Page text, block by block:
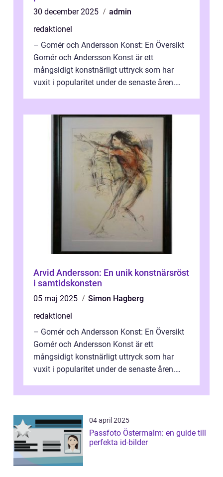
30 december 2025
admin
redaktionel
– Gomér och Andersson Konst: En Översikt
Gomér och Andersson Konst är ett
mångsidigt konstnärligt uttryck som har
vuxit i popularitet under de senaste åren.
Arvid Andersson: En unik konstnärsröst
i samtidskonsten
05 maj 2025
Simon Hagberg
redaktionel
– Gomér och Andersson Konst: En Översikt
Gomér och Andersson Konst är ett
mångsidigt konstnärligt uttryck som har
vuxit i popularitet under de senaste åren.
04 april 2025
Passfoto Östermalm: en guide till
perfekta id-bilder